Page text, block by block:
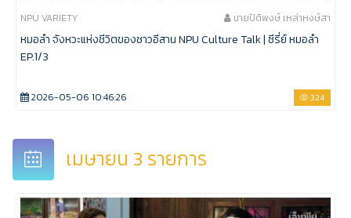
NPU VARIETY นายปิติพงษ์ เหล่าหงษ์สา
หมอลำ จังหวะแห่งชีวิตของชาวอีสาน NPU Culture Talk | ซีรี่ย์ หมอลำ
EP.1/3
2026-05-06 10:46:26 324
เมษายน 3 รายการ